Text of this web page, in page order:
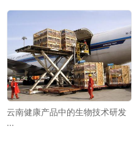
云南健康产品中的生物技术研发
···